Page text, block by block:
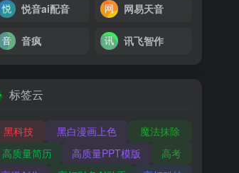
悦音ai配音 网易天音
音疯 讯飞智作
标签云
黑科技 黑白漫画上色
魔法抹除
高质量简历
高质量PPT模版
高考